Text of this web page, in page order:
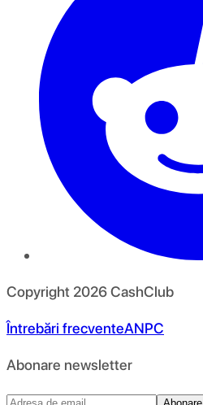
Copyright 2026CashClub
Întrebări frecventeANPC
Abonare newsletter